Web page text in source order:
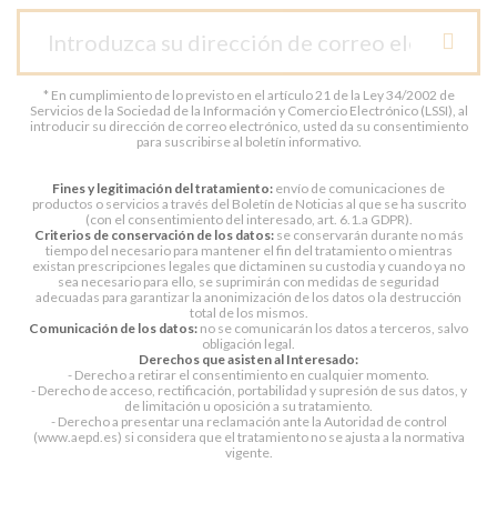
* En cumplimiento de lo previsto en el artículo 21 de la Ley 34/2002 de
Servicios de la Sociedad de la Información y Comercio Electrónico (LSSI), al
introducir su dirección de correo electrónico, usted da su consentimiento
para suscribirse al boletín informativo.
Fines y legitimación del tratamiento: envío de comunicaciones de
productos o servicios a través del Boletín de Noticias al que se ha suscrito
(con el consentimiento del interesado, art. 6.1.a GDPR).
Criterios de conservación de los datos:se conservarán durante no más
tiempo del necesario para mantener el fin del tratamiento o mientras
existan prescripciones legales que dictaminen su custodia y cuando ya no
sea necesario para ello, se suprimirán con medidas de seguridad
adecuadas para garantizar la anonimización de los datos o la destrucción
total de los mismos.
Comunicación de los datos: no se comunicarán los datos a terceros, salvo
obligación legal.
Derechos que asisten al Interesado:
- Derecho a retirar el consentimiento en cualquier momento.
- Derecho de acceso, rectificación, portabilidad y supresión de sus datos, y
de limitación u oposición a su tratamiento.
- Derecho a presentar una reclamación ante la Autoridad de control
(www.aepd.es) si considera que el tratamiento no se ajusta a la normativa
vigente.